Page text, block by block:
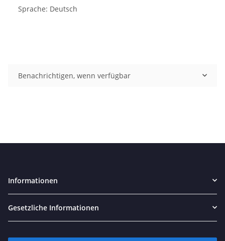
Sprache: Deutsch
Benachrichtigen, wenn verfügbar
Informationen
Gesetzliche Informationen